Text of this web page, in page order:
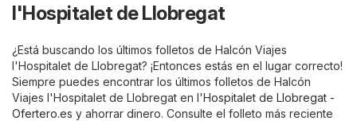
l'Hospitalet de Llobregat
¿Está buscando los últimos folletos de Halcón Viajes
l'Hospitalet de Llobregat? ¡Entonces estás en el lugar correcto!
Siempre puedes encontrar los últimos folletos de Halcón
Viajes l'Hospitalet de Llobregat en l'Hospitalet de Llobregat -
Ofertero.es y ahorrar dinero. Consulte el folleto más reciente